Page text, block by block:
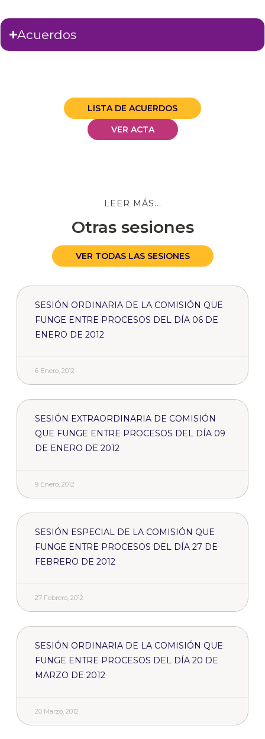
Acuerdos
LISTA DE ACUERDOS
VER ACTA
LEER MÁS...
Otras sesiones
VER TODAS LAS SESIONES
SESIÓN ORDINARIA DE LA COMISIÓN QUE
FUNGE ENTRE PROCESOS DEL DÍA 06 DE
ENERO DE 2012
6 Enero, 2012
SESIÓN EXTRAORDINARIA DE COMISIÓN
QUE FUNGE ENTRE PROCESOS DEL DÍA 09
DE ENERO DE 2012
9 Enero, 2012
SESIÓN ESPECIAL DE LA COMISIÓN QUE
FUNGE ENTRE PROCESOS DEL DÍA 27 DE
FEBRERO DE 2012
27 Febrero, 2012
SESIÓN ORDINARIA DE LA COMISIÓN QUE
FUNGE ENTRE PROCESOS DEL DÍA 20 DE
MARZO DE 2012
20 Marzo, 2012